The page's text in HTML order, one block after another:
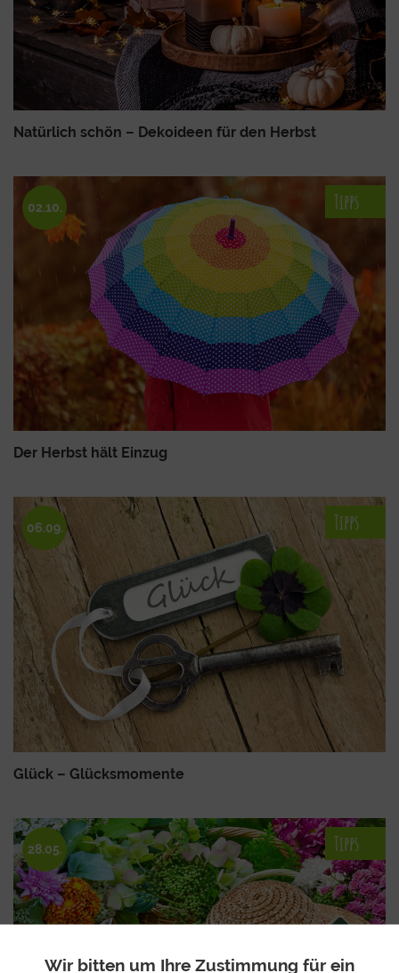
Natürlich schön – Dekoideen für den Herbst
02.10. Tipps
Der Herbst hält Einzug
06.09. Tipps
Glück – Glücksmomente
28.05. Tipps
Wir bitten um Ihre Zustimmung für ein